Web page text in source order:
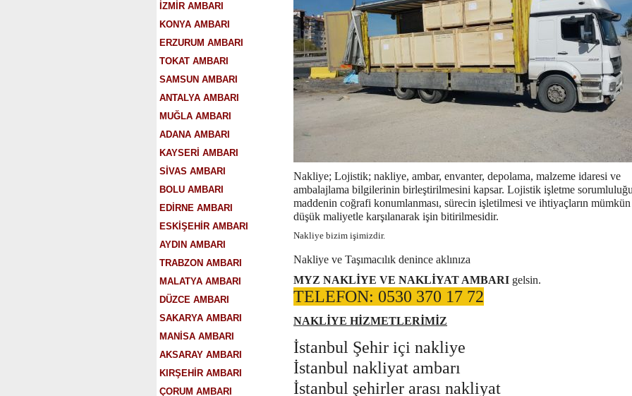
İZMİR AMBARI
KONYA AMBARI
ERZURUM AMBARI
TOKAT AMBARI
SAMSUN AMBARI
ANTALYA AMBARI
MUĞLA AMBARI
ADANA AMBARI
KAYSERİ AMBARI
SİVAS AMBARI
BOLU AMBARI
EDİRNE AMBARI
ESKİŞEHİR AMBARI
AYDIN AMBARI
TRABZON AMBARI
MALATYA AMBARI
DÜZCE AMBARI
SAKARYA AMBARI
MANİSA AMBARI
AKSARAY AMBARI
KIRŞEHİR AMBARI
ÇORUM AMBARI
Nakliye; Lojistik; nakliye, ambar, envanter, depolama, malzeme idaresi ve
ambalajlama bilgilerinin birleştirilmesini kapsar. Lojistik işletme
maddenin coğrafi konumlanması, sürecin işletilmesi ve ihtiyaçların
düşük maliyetle karşılanarak işin bitirilmesidir.
Nakliye bizim işimizdir.
Nakliye ve Taşımacılık denince aklınıza
MYZ NAKLİYE VE NAKLİYAT AMBARI gelsin.
TELEFON: 0530 370 17 72
NAKLİYE HİZMETLERİMİZ
İstanbul Şehir içi nakliye
İstanbul nakliyat ambarı
İstanbul şehirler arası nakliyat